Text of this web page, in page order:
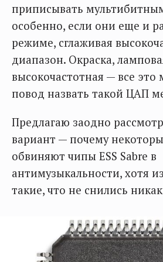
приписывать
особенно, если они еще и
режиме, сглаживая
диапазон. Окраска,
высокочастотная — все это
повод назвать такой ЦАП
Предлагаю заодно
вариант — почему
обвиняют чипы ESS Sabre в
антимузыкальности, хотя
такие, что не снились